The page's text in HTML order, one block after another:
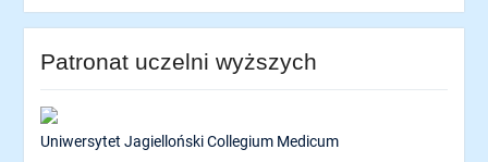
Patronat uczelni wyższych
Uniwersytet Jagielloński Collegium Medicum